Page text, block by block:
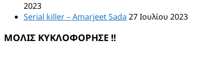
2023
Serial killer – Amarjeet Sada 27 Ιουλίου 2023
ΜΟΛΙΣ ΚΥΚΛΟΦΟΡΗΣΕ !!